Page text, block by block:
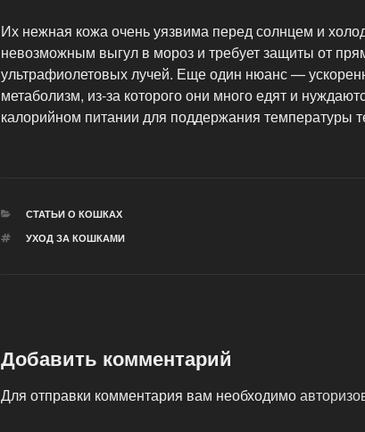
Их нежная кожа очень уязвима перед солнцем и
невозможным выгул в мороз и требует защиты от
ультрафиолетовых лучей. Еще один нюанс —
метаболизм, из-за которого они много едят и
калорийном питании для поддержания температуры
РУБРИКИ
СТАТЬИ О КОШКАХ
МЕТКИ
УХОД ЗА КОШКАМИ
Добавить комментарий
Для отправки комментария вам необходимо